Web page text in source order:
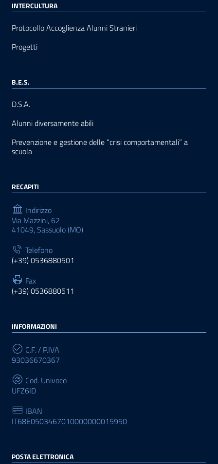
INTERCULTURA
Protocollo Accoglienza Alunni Stranieri
Progetti
B.E.S.
D.S.A.
Alunni diversamente abili
Prevenzione e gestione delle “crisi comportamentali” a
scuola
RECAPITI
Indirizzo
Via Mazzini, 62
41049, Sassuolo (MO)
Telefono
(+39) 0536880501
Fax
(+39) 0536880511
INFORMAZIONI
C.F. / P.IVA
93036670367
Cod. Univoco
UFZ6ID
IBAN
IT68E0503467010000000015950
POSTA ELETTRONICA